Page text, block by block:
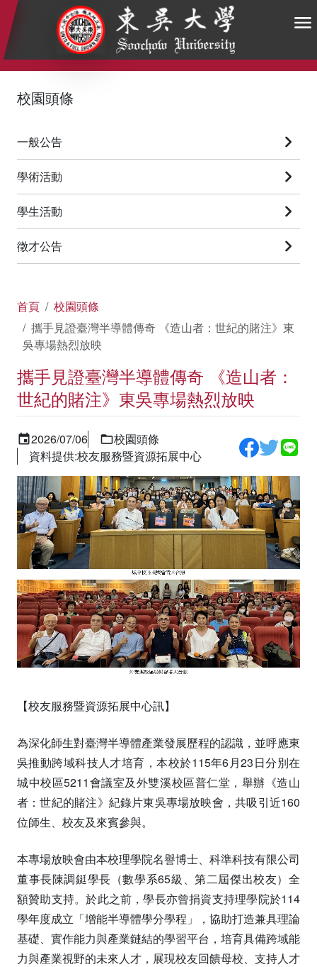
:::
校園頭條
一般公告
學術活動
學生活動
徵才公告
首頁
校園頭條
攜手見證臺灣半導體傳奇 《造山者：世紀的賭注》東
吳專場熱烈放映
攜手見證臺灣半導體傳奇 《造山者：
世紀的賭注》東吳專場熱烈放映
2026/07/06
校園頭條
資料提供:校友服務暨資源拓展中心
【校友服務暨資源拓展中心訊】
為深化師生對臺灣半導體產業發展歷程的認識，並呼應東
吳推動跨域科技人才培育，本校於115年6月23日分別在
城中校區5211會議室及外雙溪校區普仁堂，舉辦《造山
者：世紀的賭注》紀錄片東吳專場放映會，共吸引近160
位師生、校友及來賓參與。
本專場放映會由本校理學院名譽博士、科準科技有限公司
董事長陳調鋌學長（數學系65級、第二屆傑出校友）全
額贊助支持。於此之前，學長亦曾捐資支持理學院於114
學年度成立「增能半導體學分學程」，協助打造兼具理論
基礎、實作能力與產業鏈結的學習平台，培育具備跨域能
力與產業視野的未來人才，展現校友回饋母校、支持人才